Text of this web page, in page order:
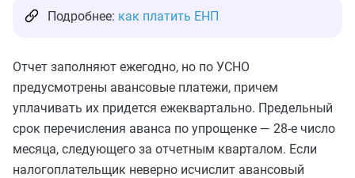
Подробнее: как платить ЕНП
Отчет заполняют ежегодно, но по УСНО
предусмотрены авансовые платежи, причем
уплачивать их придется ежеквартально. Предельный
срок перечисления аванса по упрощенке — 28-е число
месяца, следующего за отчетным кварталом. Если
налогоплательщик неверно исчислит авансовый